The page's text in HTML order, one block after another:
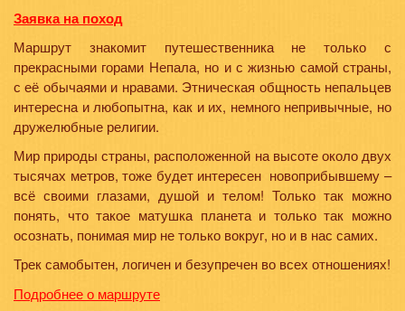
Заявка на поход
Маршрут знакомит путешественника не только с
прекрасными горами Непала, но и с жизнью самой страны,
с её обычаями и нравами. Этническая общность непальцев
интересна и любопытна, как и их, немного непривычные, но
дружелюбные религии.
Мир природы страны, расположенной на высоте около двух
тысячах метров, тоже будет интересен новоприбывшему –
всё своими глазами, душой и телом! Только так можно
понять, что такое матушка планета и только так можно
осознать, понимая мир не только вокруг, но и в нас самих.
Трек самобытен, логичен и безупречен во всех отношениях!
Подробнее о маршруте